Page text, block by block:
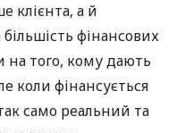
клієнта, а й
фінансових
на того, кому дають
коли фінансується
само реальний та